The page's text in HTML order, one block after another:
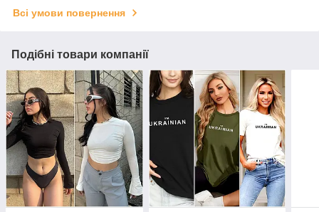
Всі умови повернення
Подібні товари компанії